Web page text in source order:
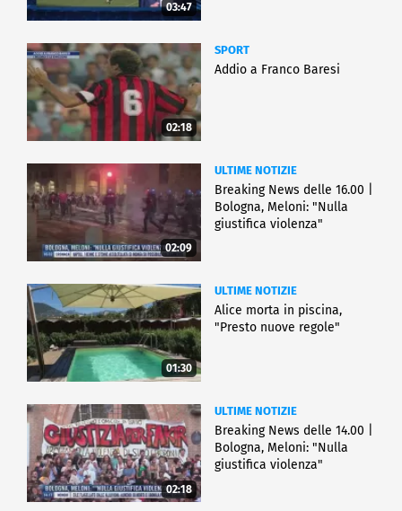
03:47
02:18
SPORT
Addio a Franco Baresi
02:09
ULTIME NOTIZIE
Breaking News delle 16.00 |
Bologna, Meloni: "Nulla
giustifica violenza"
01:30
ULTIME NOTIZIE
Alice morta in piscina,
"Presto nuove regole"
02:18
ULTIME NOTIZIE
Breaking News delle 14.00 |
Bologna, Meloni: "Nulla
giustifica violenza"